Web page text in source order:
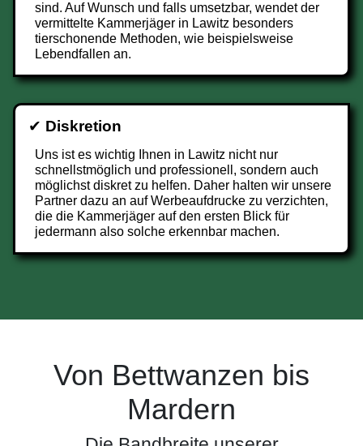
sind. Auf Wunsch und falls umsetzbar, wendet der
vermittelte Kammerjäger in Lawitz besonders
tierschonende Methoden, wie beispielsweise
Lebendfallen an.
✔ Diskretion
Uns ist es wichtig Ihnen in Lawitz nicht nur
schnellstmöglich und professionell, sondern auch
möglichst diskret zu helfen. Daher halten wir unsere
Partner dazu an auf Werbeaufdrucke zu verzichten,
die die Kammerjäger auf den ersten Blick für
jedermann also solche erkennbar machen.
Von Bettwanzen bis
Mardern